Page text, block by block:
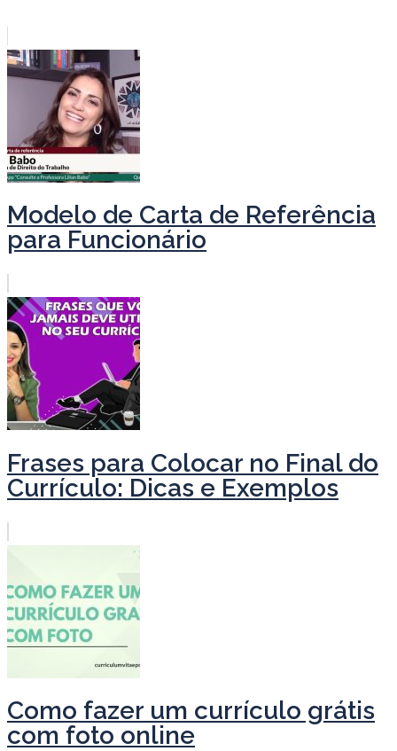
Modelo de Carta de Referência
para Funcionário
Frases para Colocar no Final do
Currículo: Dicas e Exemplos
Como fazer um currículo grátis
com foto online